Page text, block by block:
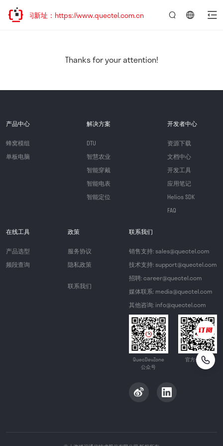
欢迎访问新址：https://www.quectel.com.cn
Thanks for your attention!
产品中心
蜂窝模组
单板电脑
解决方案
DTU
智慧农业
智能穿戴
智能电表
智能定位
开发者中心
资源下载
文档中心
开发工具
应用笔记
Helios SDK
FAQ
在线工具
产品选型
频段查询
政策
服务协议
隐私政策
联系我们
联系我们
销售支持: sales@quectel.com
技术支持: support@quectel.com
招聘: career@quectel.com
媒体联系: media@quectel.com
其他咨询: info@quectel.com
QuecDevZone
公众号
官方公众号